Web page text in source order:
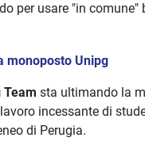
per usare "in comune"
monoposto Unipg
Team sta ultimando la
incessante di
di Perugia.